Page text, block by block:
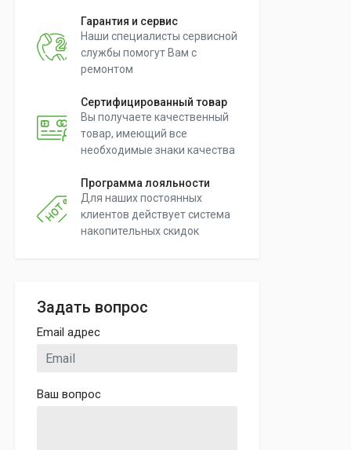
Гарантия и сервис
Наши специалисты сервисной
службы помогут Вам с
ремонтом
Сертифицированный товар
Вы получаете качественный
товар, имеющий все
необходимые знаки качества
Программа лояльности
Для наших постоянных
клиентов действует система
накопительных скидок
Задать вопрос
Email адрес
Ваш вопрос